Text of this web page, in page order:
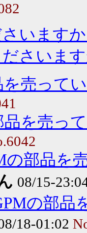
います
さいま
を売って
品を売っ
の部品を
08/15-
の部
18-01:02